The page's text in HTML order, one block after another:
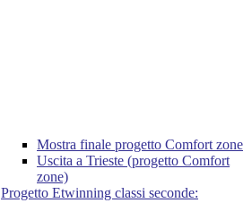
Mostra finale progetto Comfort zone
Uscita a Trieste (progetto Comfort
zone)
Progetto Etwinning classi seconde: